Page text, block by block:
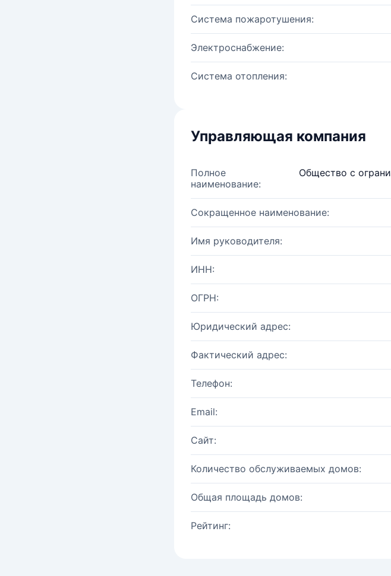
Система пожаротушения:
Электроснабжение:
Система отопления:
Управляющая компания
Полное
наименование:
Общество с
Сокращенное наименование:
Имя руководителя:
ИНН:
ОГРН:
Юридический адрес:
Фактический адрес:
Телефон:
Email:
Сайт:
Количество обслуживаемых домов:
Общая площадь домов:
Рейтинг: